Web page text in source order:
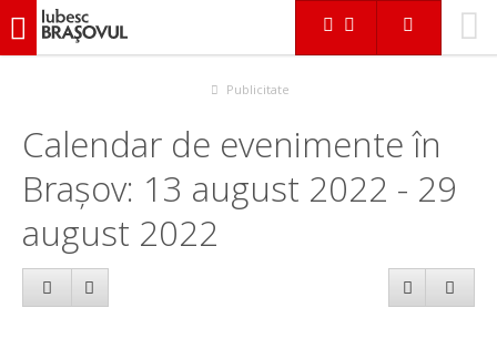
iubescbraşovul.ro
Publicitate
Calendar de evenimente în
Brașov: 13 august 2022 - 29
august 2022